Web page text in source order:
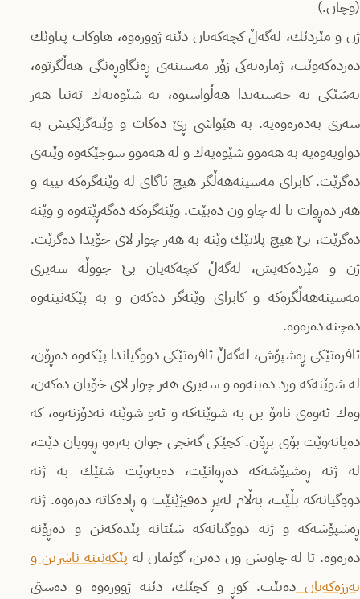
(وچان.)
ژن و مێردێك، لەگەڵ کچەکەیان دێنە ژوورەوە، هاوکات پیاوێك
دەردەکەوێت، ژمارەیەکی زۆر مەسینەی ڕەنگاوڕەنگی هەڵگرتوە،
بەشێکی بە جەستەیدا هەڵواسیوە، بە شێوەیەك تەنیا هەر
سەری بەدەرەوەیە. بە هێواشی ڕێ دەکات و وێنەگرێکیش بە
دواویەوەیە بە هەموو شێوەیەك و لە هەموو سوچێکەوە وێنەی
دەگرێت. کابرای مەسینەهەڵگر هیچ ئاگای لە وێنەگرەکە نییە و
هەر دەڕوات تا لە چاو ون دەبێت. وێنەگرەکە دەگەڕێتەوە و وێنە
دەگرێت، بێ هیچ پلانێك وێنە بە هەر چوار لای خۆیدا دەگرێت.
ژن و مێردەکەیش، لەگەڵ کچەکەیان بێ جووڵە سەیری
مەسینەهەڵگرەکە و کابرای وێنەگر دەکەن و بە پێکەنینەوە
دەچنە دەرەوە.
ئافرەتێکی ڕه‌شپۆش، لەگەڵ ئافرەتێکی دووگیاندا پێکەوە دەڕۆن،
لە شوێنەکە ورد دەبنەوە و سەیری هەر چوار لای خۆیان دەکەن،
وەك ئەوەی نامۆ بن بە شوێنەکە و ئەو شوێنە نەدۆزنەوە، کە
دەیانەوێت بۆی بڕۆن. کچێکی گەنجی جوان بەرەو ڕوویان دێت،
لە ژنە ڕەشپۆشەکە دەڕوانێت، دەیەوێت شتێك بە ژنە
دووگیانەکە بڵێت، بەڵام لەپڕ دەقیژێنێت و ڕادەکاتە دەرەوە. ژنە
ڕەشپۆشەکە و ژنە دووگیانەکە شێتانە پێدەکەنن و دەڕۆنە
دەرەوە. تا لە چاویش ون دەبن، گوێمان لە پێکەنینە ناشرین و
بەرزەکەیان دەبێت. کوڕ و کچێك، دێنە ژوورەوە و دەستی